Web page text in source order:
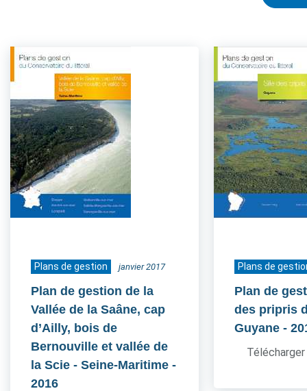
Plans de gestion janvier 2017
Plan de gestion de la
Vallée de la Saâne, cap
d’Ailly, bois de
Bernouville et vallée de
la Scie - Seine-Maritime -
2016
Plans de
Plan de
des pripris
Guyane -